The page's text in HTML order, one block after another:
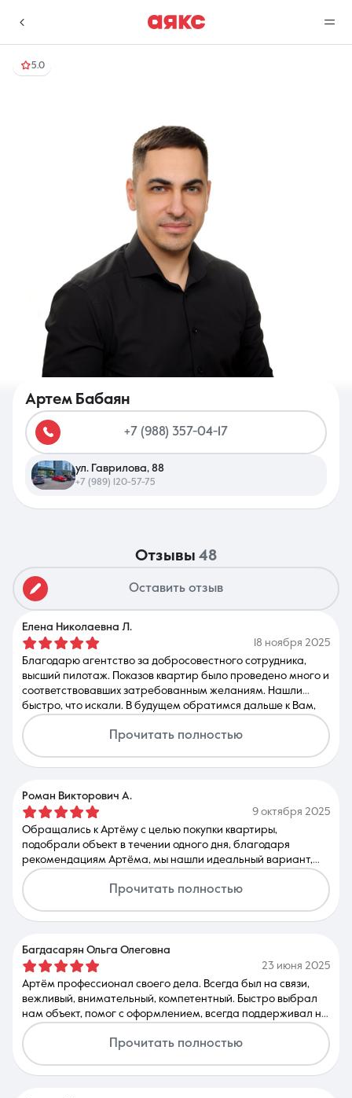
Услуги
О компании
8 (861) 297-00-00
Ежедневно с 08:30 до 20:00
5.0
Артем Бабаян
+7 (988) 357-04-17
ул. Гаврилова, 88
+7 (989) 120-57-75
отзывы 48
Оставить отзыв
Елена Николаевна Л.
18 ноября 2025
Благодарю агентство за добросовестного сотрудника,
высший пилотаж. Показов квартир было проведено много и
соответствовавших затребованным желаниям. Нашли
быстро, что искали. В будущем обратимся дальше к Вам,
Артём Бабаян в нашем сердце.
Прочитать полностью
Роман Викторович А.
9 октября 2025
Обращались к Артёму с целью покупки квартиры,
подобрали объект в течении одного дня, благодаря
рекомендациям Артёма, мы нашли идеальный вариант,
который полностью соответствовал нашим ожиданиям.
Хотелось бы отметить хорошие знания ранка
недвижимости. Всем рекомендую кто ищет отличного и
надёжного специалиста в сфере недвижимости.
Прочитать полностью
Багдасарян Ольга Олеговна
23 июня 2025
Артём профессионал своего дела. Всегда был на связи,
вежливый, внимательный, компетентный. Быстро выбрал
нам объект, помог с оформлением, всегда поддерживал на
протяжении всей сделки. Всем рекомендую этого
замечательного агентаПрочитать полностью